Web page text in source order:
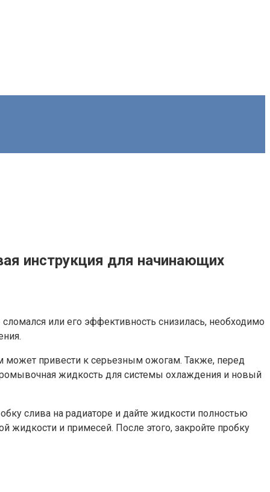
инструкция для начинающих
или его эффективность снизилась, необходимо
может привести к серьезным ожогам. Также, перед
жидкость для системы охлаждения и новый
слива на радиаторе и дайте жидкости полностью
жидкости и примесей. После этого, закройте пробку